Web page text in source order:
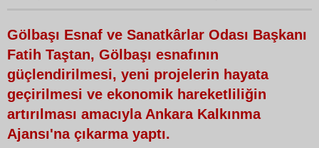
Gölbaşı Esnaf ve Sanatkârlar Odası Başkanı
Fatih Taştan, Gölbaşı esnafının
güçlendirilmesi, yeni projelerin hayata
geçirilmesi ve ekonomik hareketliliğin
artırılması amacıyla Ankara Kalkınma
Ajansı'na çıkarma yaptı.